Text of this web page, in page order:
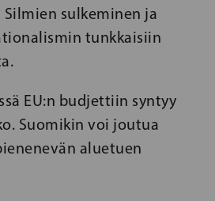
sulkeminen ja
tunkkaisiin
EU:n budjettiin syntyy
Suomikin voi joutua
aluetuen